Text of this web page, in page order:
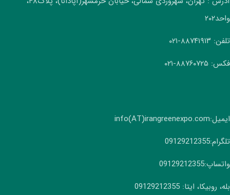
واحد۲۰۲
تلفن: ۸۸۷۴۱۹۱۳-۰۲۱
فکس: ۸۸۷۶۰۷۲۵-۰۲۱
ایمیل:info(AT)irangreenexpo.com
تلگرام:09129212355
واتساپ:09129212355
بله، روبیکا، ایتا: 09129212355